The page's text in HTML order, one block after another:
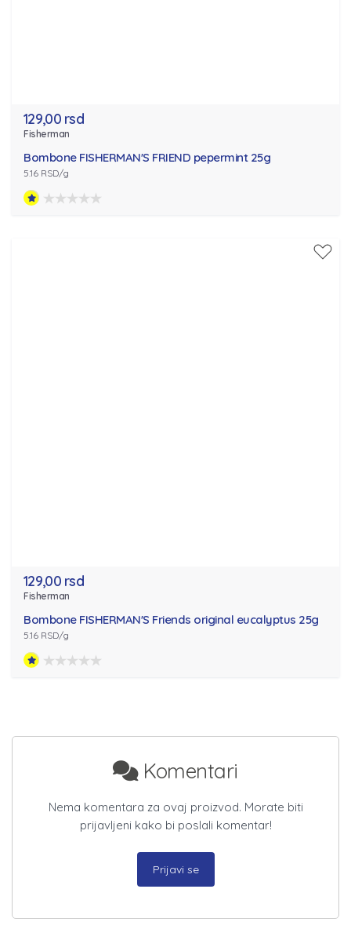
129,00 rsd
Fisherman
Bombone FISHERMAN'S FRIEND pepermint 25g
5.16 RSD/g
129,00 rsd
Fisherman
Bombone FISHERMAN'S Friends original eucalyptus 25g
5.16 RSD/g
Komentari
Nema komentara za ovaj proizvod. Morate biti
prijavljeni kako bi poslali komentar!
Prijavi se